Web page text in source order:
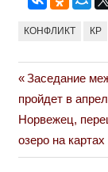
КОНФЛИКТ КР
по
записям
Previous
Post:
Заседание
пройдет в
Next
Post:
Норвежец,
озеро на